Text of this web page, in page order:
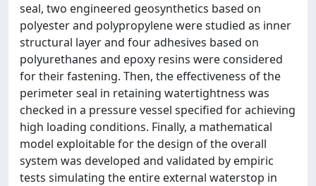
seal, two engineered geosynthetics based on
polyester and polypropylene were studied as inner
structural layer and four adhesives based on
polyurethanes and epoxy resins were considered
for their fastening. Then, the effectiveness of the
perimeter seal in retaining watertightness was
checked in a pressure vessel specified for achieving
high loading conditions. Finally, a mathematical
model exploitable for the design of the overall
system was developed and validated by empiric
tests simulating the entire external waterstop in